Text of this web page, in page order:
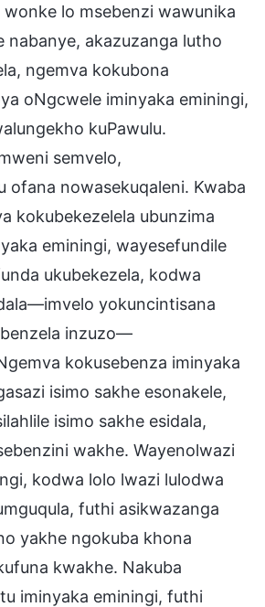
wonke lo msebenzi wawunika
nabanye, akazuzanga lutho
ngemva kokubona
oNgcwele iminyaka eminingi,
kuPawulu.
semvelo,
ofana nowasekuqaleni. Kwaba
kokubekezelela ubunzima
eminingi, wayesefundile
ukubekezela, kodwa
yokuncintisana
inzuzo—
kokusebenza iminyaka
isimo sakhe esonakele,
isimo sakhe esidala,
wakhe. Wayenolwazi
kodwa lolo lwazi lulodwa
futhi asikwazanga
yakhe ngokuba khona
kwakhe. Nakuba
iminyaka eminingi, futhi